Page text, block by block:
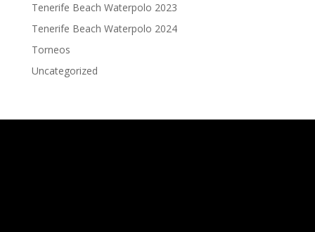
Tenerife Beach Waterpolo 2023
Tenerife Beach Waterpolo 2024
Torneos
Uncategorized